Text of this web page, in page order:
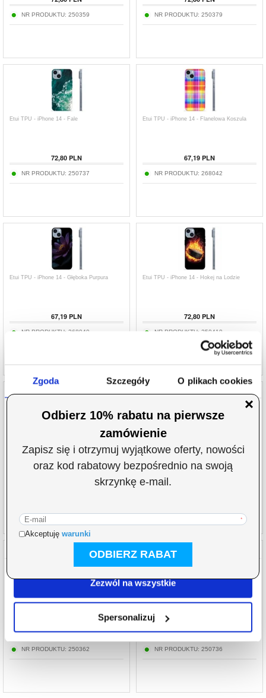
Zgoda Szczegóły O plikach cookies
Niniejsza strona korzysta z plików cookie
i reklam, aby oferować funkcje społecznościowe i
analizować ruch w naszej witrynie. Informacje o tym, jak
korzystasz z naszej witryny, udostępniamy partnerom
Partnerzy mogą połączyć te informacje z innymi danymi
otrzymanymi od Ciebie lub uzyskanymi podczas
korzystania z ich usług.
Zezwól na wszystkie
Spersonalizuj
NR PRODUKTU: 250359 NR PRODUKTU: 250379
Etui TPU - iPhone 14 - Fale
72,80 PLN
NR PRODUKTU: 250737
Etui TPU - iPhone 14 - Flanelowa Koszula
67,19 PLN
NR PRODUKTU: 268042
Etui TPU - iPhone 14 - Głęboka Purpura
67,19 PLN
NR PRODUKTU: 268040
Etui TPU - iPhone 14 - Hokej na Lodzie
72,80 PLN
NR PRODUKTU: 250410
Etui TPU - iPhone 14 - Jadeitowy Marmur Etui TPU - iPhone 14 - Kolorowa Mandala
72,80PLN
NR PRODUKTU: 250362
72,80PLN
NR PRODUKTU: 250736